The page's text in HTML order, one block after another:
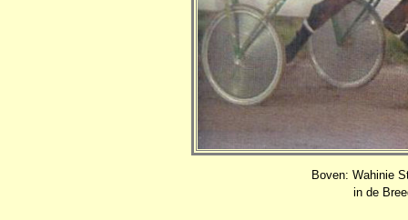
Boven: Wahinie
in de